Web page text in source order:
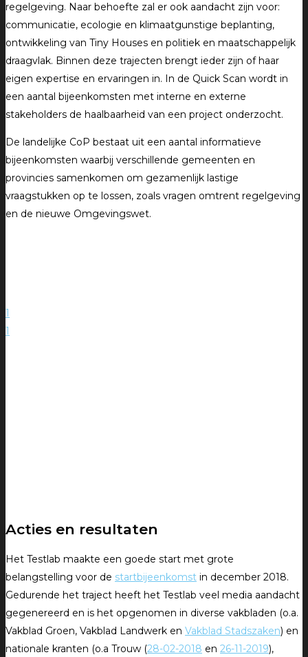
regelgeving. Naar behoefte zal er ook aandacht zijn voor:
communicatie, ecologie en klimaatgunstige beplanting,
ontwikkeling van Tiny Houses en politiek en maatschappelijk
draagvlak. Binnen deze trajecten brengt ieder zijn of haar
eigen expertise en ervaringen in. In de Quick Scan wordt in
een aantal bijeenkomsten met interne en externe
stakeholders de haalbaarheid van een project onderzocht.
De landelijke CoP bestaat uit een aantal informatieve
bijeenkomsten waarbij verschillende gemeenten en
provincies samenkomen om gezamenlijk lastige
vraagstukken op te lossen, zoals vragen omtrent regelgeving
en de nieuwe Omgevingswet.
1
1
Acties en resultaten
Het Testlab maakte een goede start met grote
belangstelling voor de startbijeenkomst in december 2018.
Gedurende het traject heeft het Testlab veel media aandacht
gegenereerd en is het opgenomen in diverse vakbladen (o.a.
Vakblad Groen, Vakblad Landwerk en Vakblad Stadszaken) en
nationale kranten (o.a Trouw (28-02-2018 en 26-11-2019),